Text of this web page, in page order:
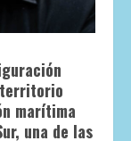
marítima
una de las